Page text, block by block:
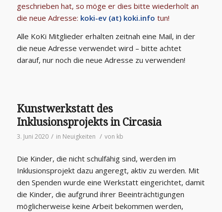
geschrieben hat, so möge er dies bitte wiederholt an
die neue Adresse: koki-ev (at) koki.info tun!
Alle KoKi Mitglieder erhalten zeitnah eine Mail, in der
die neue Adresse verwendet wird – bitte achtet
darauf, nur noch die neue Adresse zu verwenden!
Kunstwerkstatt des
Inklusionsprojekts in Circasia
3. Juni 2020 / in Neuigkeiten / von kb
Die Kinder, die nicht schulfähig sind, werden im
Inklusionsprojekt dazu angeregt, aktiv zu werden. Mit
den Spenden wurde eine Werkstatt eingerichtet, damit
die Kinder, die aufgrund ihrer Beeinträchtigungen
möglicherweise keine Arbeit bekommen werden,